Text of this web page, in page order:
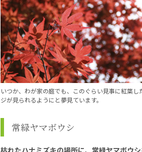
いつか、わが家の庭でも、このぐらい見事に紅葉し
ジが見られるようにと夢見ています。
常緑ヤマボウシ
枯れたハナミズキの場所に、常緑ヤマボウシ